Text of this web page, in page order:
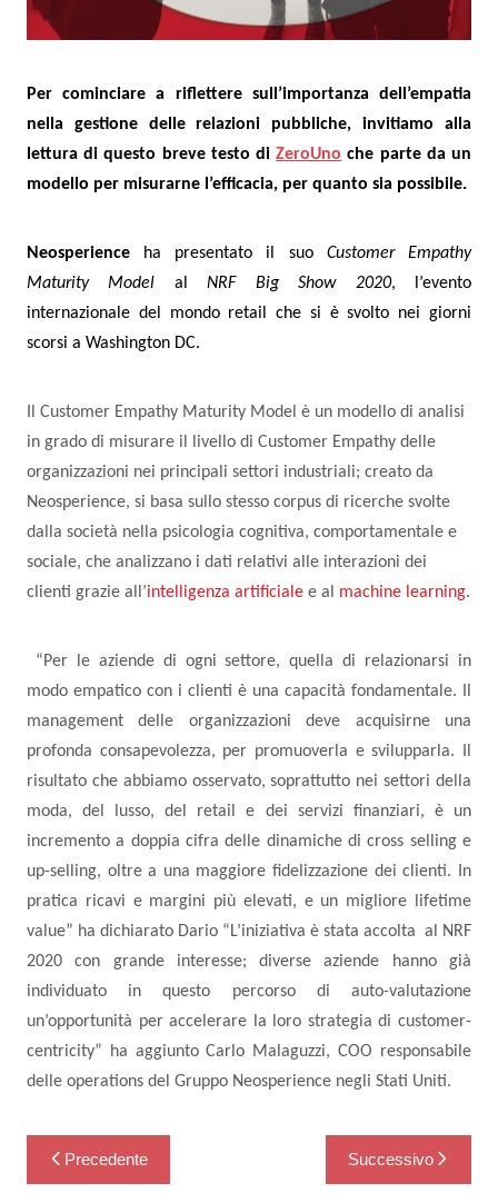
Per cominciare a riflettere sull’importanza dell’empatia
nella gestione delle relazioni pubbliche, invitiamo alla
lettura di questo breve testo diZeroUno che parte da un
modello per misurarne l’efficacia, per quanto sia possibile.
Neosperienceha presentato il suo Customer Empathy
Maturity Model al NRF Big Show 2020, l’evento
internazionale del mondo retail che si è svolto nei giorni
scorsi a Washington DC.
Il Customer Empathy Maturity Model è un modello di analisi
in grado di misurare il livello di Customer Empathy delle
organizzazioni nei principali settori industriali; creato da
Neosperience, si basa sullo stesso corpus di ricerche svolte
dalla società nella psicologia cognitiva, comportamentale e
sociale, che analizzano i dati relativi alle interazioni dei
clienti grazie all’intelligenza artificialee al machine learning.
“Per le aziende di ogni settore, quella di relazionarsi in
modo empatico con i clienti è una capacità fondamentale. Il
management delle organizzazioni deve acquisirne una
profonda consapevolezza, per promuoverla e svilupparla. Il
risultato che abbiamo osservato, soprattutto nei settori della
moda, del lusso, del retail e dei servizi finanziari, è un
incremento a doppia cifra delle dinamiche di cross selling e
up-selling, oltre a una maggiore fidelizzazione dei clienti. In
pratica ricavi e margini più elevati, e un migliore lifetime
value” ha dichiarato Dario “L’iniziativa è stata accolta al NRF
2020 con grande interesse; diverse aziende hanno già
individuato in questo percorso di auto-valutazione
un’opportunità per accelerare la loro strategia di customer-
centricity” ha aggiunto Carlo Malaguzzi, COO responsabile
delle operations del Gruppo Neosperience negli Stati Uniti.
Navigazione
articoli
Precedente Successivo